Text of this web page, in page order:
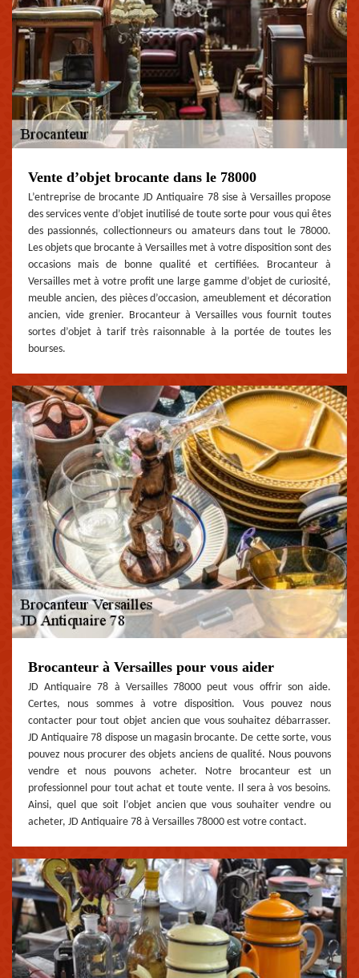
Vente d’objet brocante dans le 78000
L’entreprise de brocante JD Antiquaire 78 sise à Versailles propose
des services vente d’objet inutilisé de toute sorte pour vous qui êtes
des passionnés, collectionneurs ou amateurs dans tout le 78000.
Les objets que brocante à Versailles met à votre disposition sont des
occasions mais de bonne qualité et certifiées. Brocanteur à
Versailles met à votre profit une large gamme d’objet de curiosité,
meuble ancien, des pièces d’occasion, ameublement et décoration
ancien, vide grenier. Brocanteur à Versailles vous fournit toutes
sortes d’objet à tarif très raisonnable à la portée de toutes les
bourses.
Brocanteur à Versailles pour vous aider
JD Antiquaire 78 à Versailles 78000 peut vous offrir son aide.
Certes, nous sommes à votre disposition. Vous pouvez nous
contacter pour tout objet ancien que vous souhaitez débarrasser.
JD Antiquaire 78 dispose un magasin brocante. De cette sorte, vous
pouvez nous procurer des objets anciens de qualité. Nous pouvons
vendre et nous pouvons acheter. Notre brocanteur est un
professionnel pour tout achat et toute vente. Il sera à vos besoins.
Ainsi, quel que soit l’objet ancien que vous souhaiter vendre ou
acheter, JD Antiquaire 78 à Versailles 78000 est votre contact.